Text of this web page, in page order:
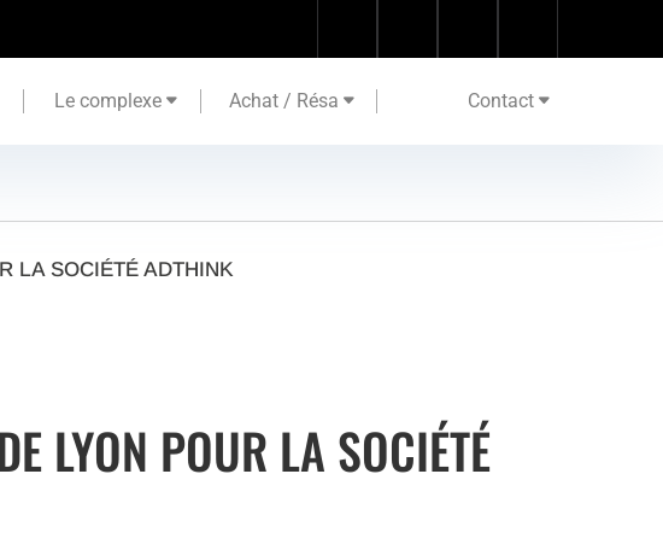
Le complexe Achat / Résa Contact
LA SOCIÉTÉ ADTHINK
LYON POUR LA SOCIÉTÉ